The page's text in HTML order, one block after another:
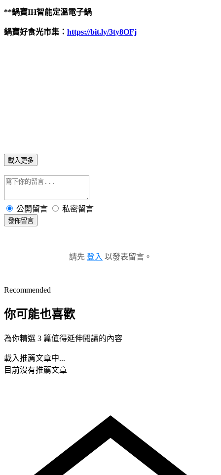
**鍋寶IH智能定溫電子鍋
鍋寶好食光市集： https://bit.ly/3ty8OFj
載入更多
公開留言 私密留言
發佈留言
請先 登入 以發表留言。
Recommended
你可能也喜歡
為你精選 3 篇值得延伸閱讀的內容
載入推薦文章中...
目前沒有推薦文章